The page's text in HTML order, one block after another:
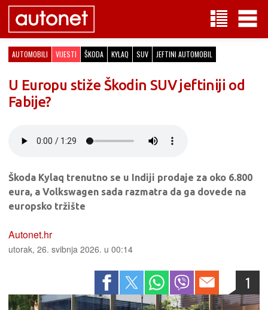
AUTOMOBILI VIJESTI ŠKODA KYLAQ SUV JEFTINI AUTOMOBIL
U Europu stiže Škodin SUV jeftiniji od
Fabije?
Škoda Kylaq trenutno se u Indiji prodaje za oko 6.800
eura, a Volkswagen sada razmatra da ga dovede na
europsko tržište
Autonet.hr
utorak, 26. svibnja 2026. u 00:14
1